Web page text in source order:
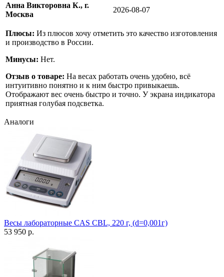
Анна Викторовна К., г.
Москва
2026-08-07
Плюсы: Из плюсов хочу отметить это качество изготовления
и производство в России.
Минусы: Нет.
Отзыв о товаре: На весах работать очень удобно, всё
интуитивно понятно и к ним быстро привыкаешь.
Отображают вес очень быстро и точно. У экрана индикатора
приятная голубая подсветка.
Аналоги
Весы лабораторные CAS CBL, 220 г, (d=0,001г)
53 950 р.